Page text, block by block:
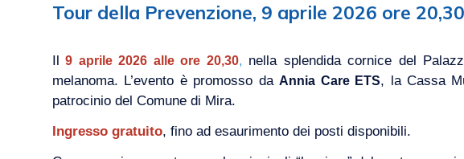
Tour della Prevenzione, 9 aprile 2026 ore
Il 9 aprile 2026 alle ore 20,30, nella splendida cornice del
melanoma. L’evento è promosso daAnnia Care ETS, la Cassa
patrocinio del Comune di Mira.
Ingresso gratuito, fino ad esaurimento dei posti disponibili.